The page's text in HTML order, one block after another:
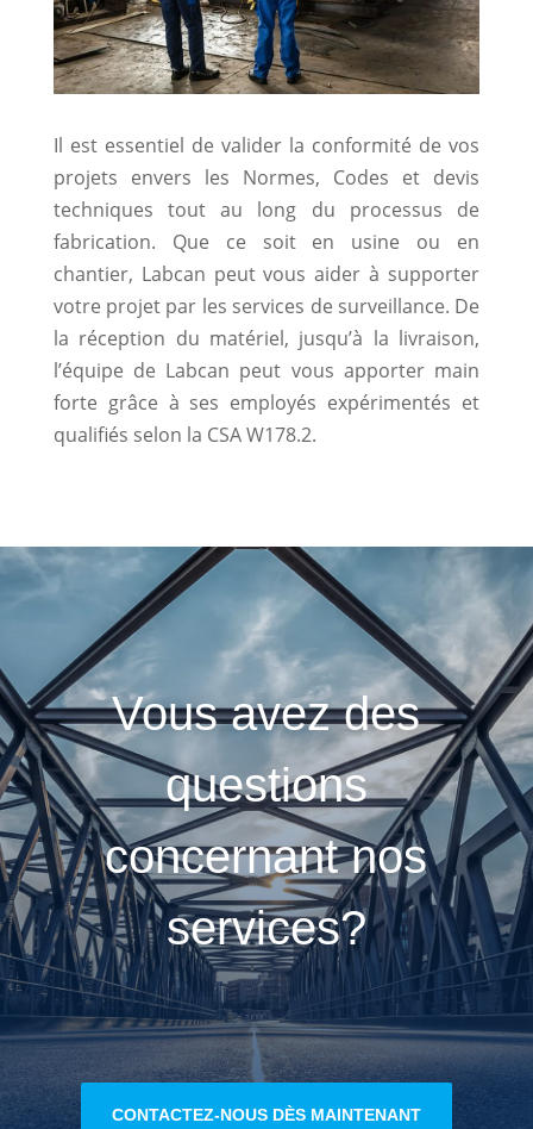
Il est essentiel de valider la conformité de vos
projets envers les Normes, Codes et devis
techniques tout au long du processus de
fabrication. Que ce soit en usine ou en
chantier, Labcan peut vous aider à supporter
votre projet par les services de surveillance. De
la réception du matériel, jusqu’à la livraison,
l’équipe de Labcan peut vous apporter main
forte grâce à ses employés expérimentés et
qualifiés selon la CSA W178.2.
Vous avez des
questions
concernant nos
services?
CONTACTEZ-NOUS DÈS MAINTENANT